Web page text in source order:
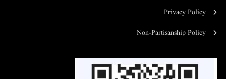
Privacy Policy
Non-Partisanship Policy